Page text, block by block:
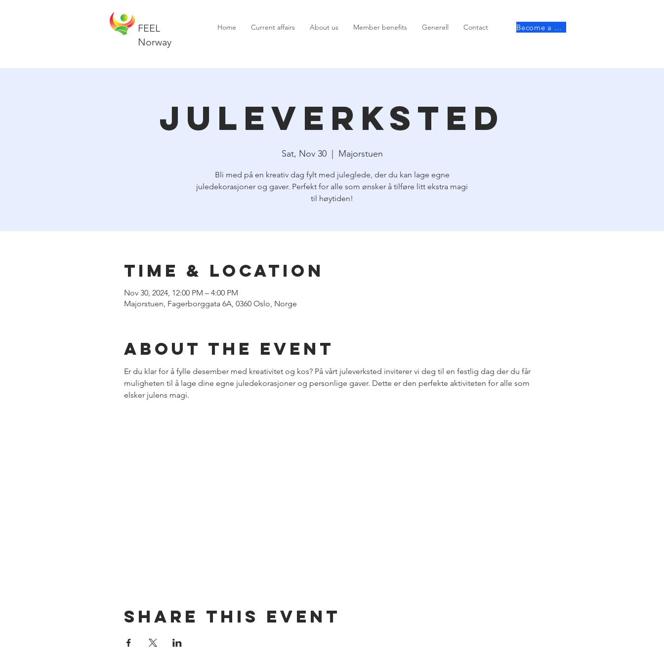
FEEL
Norway
Home Current affairs About us Member benefits Generell Contact Become a member
Juleverksted
Sat, Nov 30
  |
Majorstuen
Bli med på en kreativ dag fylt med juleglede, der du kan lage egne
juledekorasjoner og gaver. Perfekt for alle som ønsker å tilføre litt ekstra magi
til høytiden!
Time & Location
Nov 30, 2024, 12:00 PM – 4:00 PM
Majorstuen, Fagerborggata 6A, 0360 Oslo, Norge
About the event
Er du klar for å fylle desember med kreativitet og kos? På vårt juleverksted inviterer vi deg til en festlig dag der du får
muligheten til å lage dine egne juledekorasjoner og personlige gaver. Dette er den perfekte aktiviteten for alle som
elsker julens magi.
Share this event